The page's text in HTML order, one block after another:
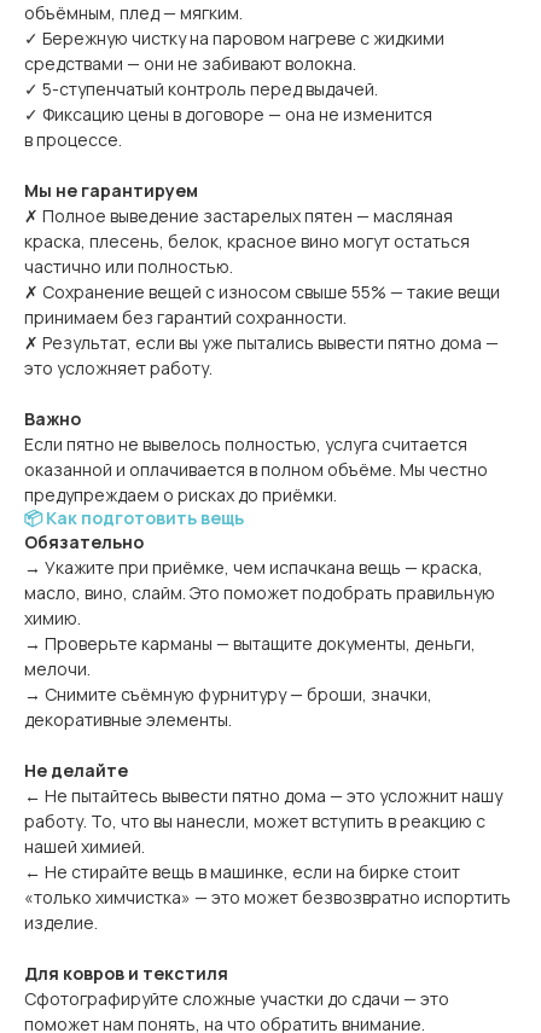
объёмным, плед — мягким.
✓ Бережную чистку на паровом нагреве с жидкими
средствами — они не забивают волокна.
✓ 5-ступенчатый контроль перед выдачей.
✓ Фиксацию цены в договоре — она не изменится
в процессе.
Мы не гарантируем
✗ Полное выведение застарелых пятен — масляная
краска, плесень, белок, красное вино могут остаться
частично или полностью.
✗ Сохранение вещей с износом свыше 55% — такие вещи
принимаем без гарантий сохранности.
✗ Результат, если вы уже пытались вывести пятно дома —
это усложняет работу.
Важно
Если пятно не вывелось полностью, услуга считается
оказанной и оплачивается в полном объёме. Мы честно
предупреждаем о рисках до приёмки.
📦 Как подготовить вещь
Обязательно
→ Укажите при приёмке, чем испачкана вещь — краска,
масло, вино, слайм. Это поможет подобрать правильную
химию.
→ Проверьте карманы — вытащите документы, деньги,
мелочи.
→ Снимите съёмную фурнитуру — броши, значки,
декоративные элементы.
Не делайте
← Не пытайтесь вывести пятно дома — это усложнит нашу
работу. То, что вы нанесли, может вступить в реакцию с
нашей химией.
← Не стирайте вещь в машинке, если на бирке стоит
«только химчистка» — это может безвозвратно испортить
изделие.
Для ковров и текстиля
Сфотографируйте сложные участки до сдачи — это
поможет нам понять, на что обратить внимание.